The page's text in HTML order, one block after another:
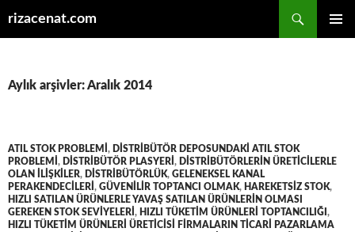
rizacenat.com
Aylık arşivler: Aralık 2014
ATIL STOK PROBLEMI , DISTRIBÜTÖR DEPOSUNDAKI ATIL STOK
PROBLEMI , DISTRIBÜTÖR PLASYERI , DISTRIBÜTÖRLERIN ÜRETICILERLE
OLAN ILIŞKILER, DISTRIBÜTÖRLÜK, GELENEKSEL KANAL
PERAKENDECILERI , GÜVENILIR TOPTANCI OLMAK, HAREKETSIZ STOK,
HIZLI SATILAN ÜRÜNLERLE YAVAŞ SATILAN ÜRÜNLERIN OLMASI
GEREKEN STOK SEVIYELERI , HIZLI TÜKETIM ÜRÜNLERI TOPTANCILIĞI ,
HIZLI TÜKETIM ÜRÜNLERI ÜRETICISI FIRMALARIN TICARI PAZARLAMA